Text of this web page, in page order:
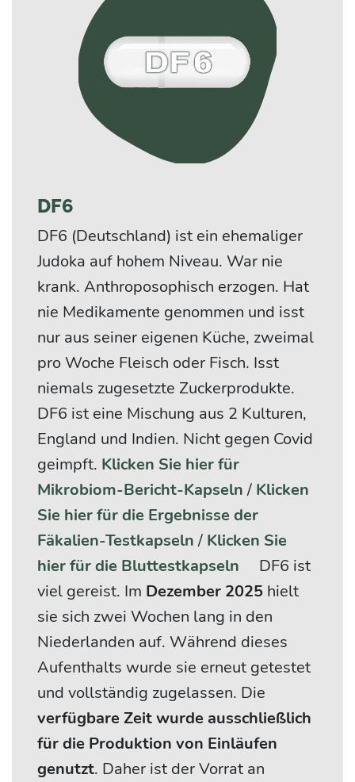
DF6
DF6 (Deutschland) ist ein ehemaliger
Judoka auf hohem Niveau. War nie
krank. Anthroposophisch erzogen. Hat
nie Medikamente genommen und isst
nur aus seiner eigenen Küche, zweimal
pro Woche Fleisch oder Fisch. Isst
niemals zugesetzte Zuckerprodukte.
DF6 ist eine Mischung aus 2 Kulturen,
England und Indien. Nicht gegen Covid
geimpft. Klicken Sie hier für
Mikrobiom-Bericht-Kapseln/ Klicken
Sie hier für die Ergebnisse der
Fäkalien-Testkapseln/ Klicken Sie
hier für die Bluttestkapseln DF6 ist
viel gereist. Im Dezember 2025 hielt
sie sich zwei Wochen lang in den
Niederlanden auf. Während dieses
Aufenthalts wurde sie erneut getestet
und vollständig zugelassen. Die
verfügbare Zeit wurde ausschließlich
für die Produktion von Einläufen
genutzt. Daher ist der Vorrat an